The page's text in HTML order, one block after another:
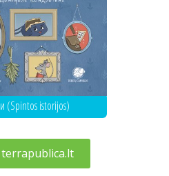
(Spintos istorijos)